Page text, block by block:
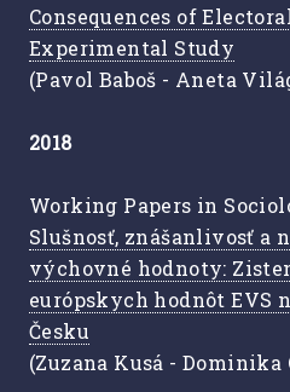
Consequences of
Experimental Study
(Pavol Baboš - Aneta
2018
Working Papers in
Slušnosť, znášanlivosť a
výchovné hodnoty:
európskych hodnôt EVS
Česku
(Zuzana Kusá - Dominika